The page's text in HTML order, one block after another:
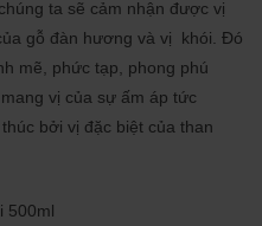
ta sẽ cảm nhận được vị
gỗ đàn hương và vị khói. Đó
mẽ, phức tạp, phong phú
vị của sự ấm áp tức
bởi vị đặc biệt của than
500ml